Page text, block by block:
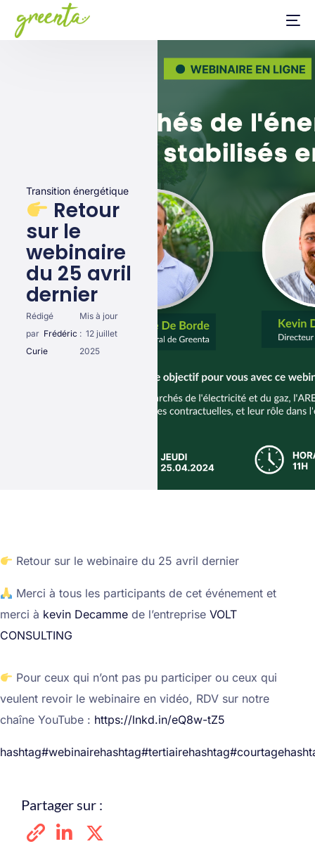
Transition énergétique
Retour
sur le
webinaire
du 25 avril
dernier
Rédigé
par Frédéric
Curie
Mis à jour
: 12 juillet
2025
Retour sur le webinaire du 25 avril dernier
Merci à tous les participants de cet événement et
merci à kevin Decamme de l’entreprise VOLT
CONSULTING
Pour ceux qui n’ont pas pu participer ou ceux qui
veulent revoir le webinaire en vidéo, RDV sur notre
chaîne YouTube : https://lnkd.in/eQ8w-tZ5
hashtag#webinairehashtag#tertiairehashtag#courtage
Partager sur :